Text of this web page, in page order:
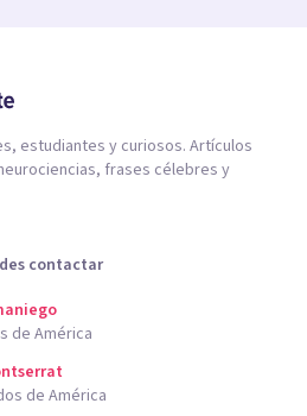
estudiantes y curiosos. Artículos
frases célebres y
contactar
de América
de América